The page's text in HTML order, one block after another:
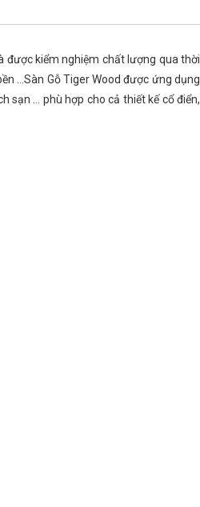
được kiểm nghiệm chất lượng qua thời
…Sàn Gỗ Tiger Wood được ứng dụng
sạn … phù hợp cho cả thiết kế cổ điển,